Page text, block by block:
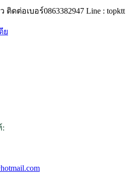
ดต่อเบอร์0863382947 Line : topktt
ย
: